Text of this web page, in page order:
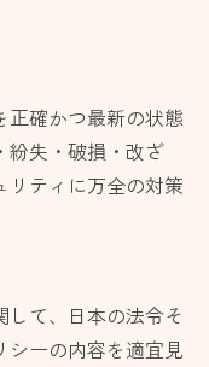
確かつ最新の状態
紛失・破損・改ざ
ティに万全の対策
て、日本の法令そ
シーの内容を適宜見